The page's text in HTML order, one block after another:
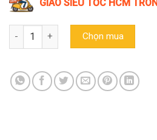
GIAO SIÊU TỐC HCM
Hạt hướng dương nguyên vị
Chọn mua